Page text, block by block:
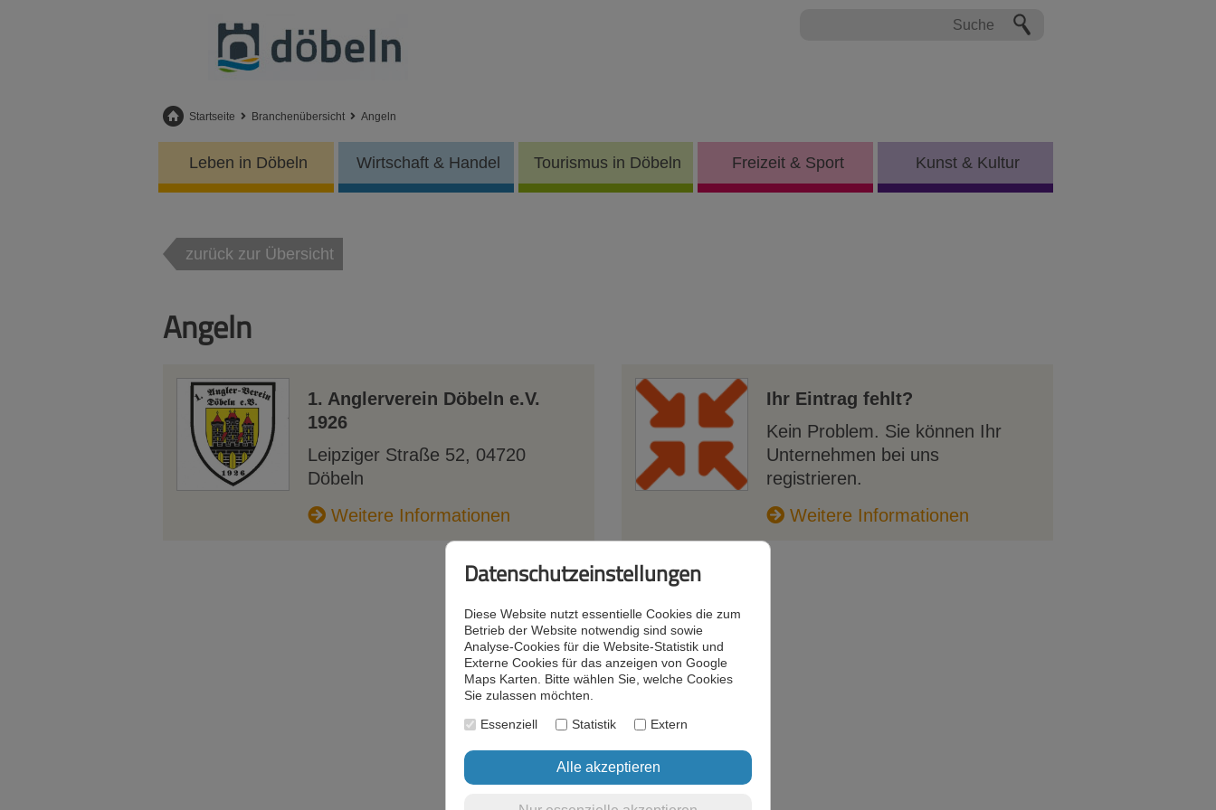
Startseite Branchenübersicht Angeln
Leben in Döbeln Wirtschaft & Handel Tourismus in Döbeln Freizeit & Sport Kunst & Kultur
zurück zur Übersicht
Angeln
1. Anglerverein Döbeln e.V.
1926
Leipziger Straße 52, 04720
Döbeln
Weitere Informationen
Ihr Eintrag fehlt?
Kein Problem. Sie können Ihr
Unternehmen bei uns
registrieren.
Weitere Informationen
Datenschutzeinstellungen
Diese Website nutzt essentielle Cookies die zum
Betrieb der Website notwendig sind sowie
Analyse-Cookies für die Website-Statistik und
Externe Cookies für das anzeigen von Google
Maps Karten. Bitte wählen Sie, welche Cookies
Sie zulassen möchten.
Essenziell
Statistik Extern